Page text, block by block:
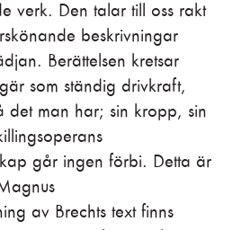
verk. Den talar till oss rakt
beskrivningar
Berättelsen kretsar
som ständig drivkraft,
man har; sin kropp, sin
går ingen förbi. Detta är
av Brechts text finns